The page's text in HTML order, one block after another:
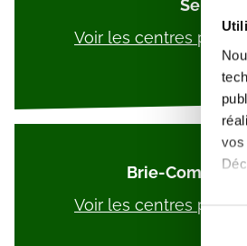
vos
Si
Serris
Voir les centres
Brie-Comte-
Voir les centres